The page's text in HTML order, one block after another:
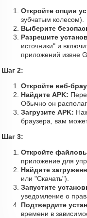
Откройте опции
зубчатым колесом).
Выберите
Разрешите
источники" и
приложений извне
Шаг 2:
Откройте веб-
Найдите APK:
Обычно он
Загрузите APK:
браузера, вам
Шаг 3:
Откройте
приложение для
Найдите
или "Скачать").
Запустите
уведомление о
Подтвердите
времени в